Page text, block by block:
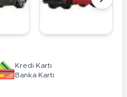
Kredi Kartı
Banka Kartı